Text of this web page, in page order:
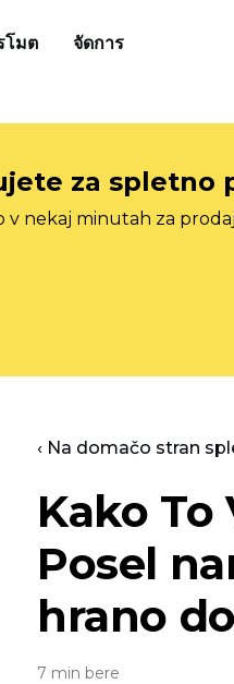
โมต จัดการ
za spletno
v nekaj minutah za
‹ Na domačo stran
Kako To
Posel
hrano
7 min bere